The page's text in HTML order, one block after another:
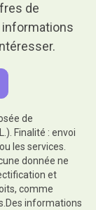
de
de
Finalité : envoi
les services.
donnée ne
et
comme
informations